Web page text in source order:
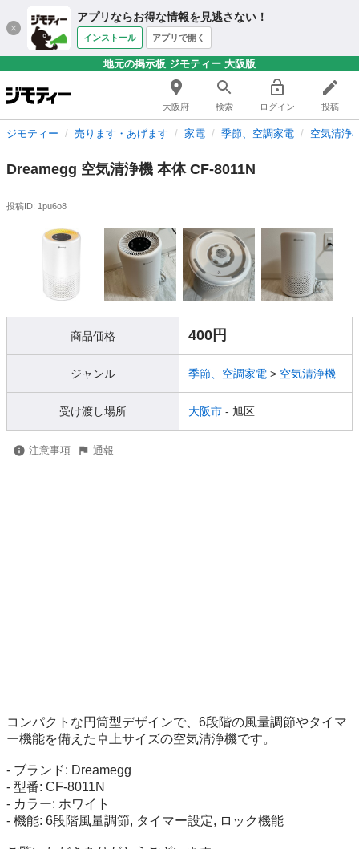
アプリならお得な情報を見逃さない！
インストール アプリで開く
地元の掲示板 ジモティー 大阪版
大阪府 検索 ログイン 投稿
ジモティー 売ります・あげます 家電 季節、空調家電 空気清浄
Dreamegg 空気清浄機 本体 CF-8011N
投稿ID: 1pu6o8
商品価格 400円
ジャンル 季節、空調家電 > 空気清浄機
受け渡し場所 大阪市 - 旭区
注意事項 通報
コンパクトな円筒型デザインで、6段階の風量調節やタイマ
ー機能を備えた卓上サイズの空気清浄機です。
- ブランド: Dreamegg
- 型番: CF-8011N
- カラー: ホワイト
- 機能: 6段階風量調節, タイマー設定, ロック機能